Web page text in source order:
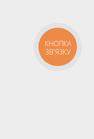
КНОПКА
ЗВ'ЯЗКУ